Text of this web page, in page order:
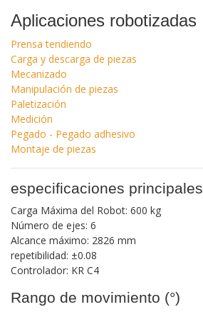
Aplicaciones robotizadas
Prensa tendiendo
Carga y descarga de piezas
Mecanizado
Manipulación de piezas
Paletización
Medición
Pegado - Pegado adhesivo
Montaje de piezas
especificaciones principales
Carga Máxima del Robot: 600 kg
Número de ejes: 6
Alcance máximo: 2826 mm
repetibilidad: ±0.08
Controlador: KR C4
Rango de movimiento (°)